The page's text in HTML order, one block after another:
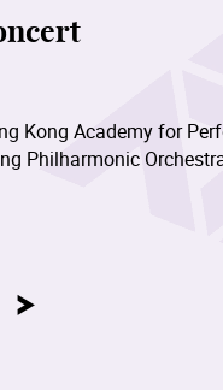
Kong Academy for
Philharmonic
a unique celebration of
and learning.